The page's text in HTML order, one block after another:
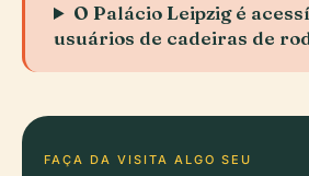
O Palácio Leipzig é
usuários de cadeiras de
FAÇA DA VISITA ALGO SEU